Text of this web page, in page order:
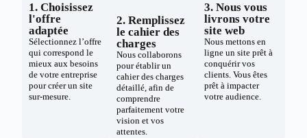
1. Choisissez
l'offre
adaptée
Sélectionnez l’offre
qui correspond le
mieux aux besoins
de votre entreprise
pour créer un site
sur-mesure.
2. Remplissez
le cahier des
charges
Nous collaborons
pour établir un
cahier des charges
détaillé, afin de
comprendre
parfaitement votre
vision et vos
attentes.
3. Nous vous
livrons votre
site web
Nous mettons en
ligne un site prêt à
conquérir vos
clients. Vous êtes
prêt à impacter
votre audience.